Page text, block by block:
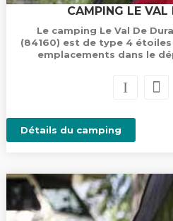
CAMPING LE VAL
Le camping Le Val De
(84160) est de type 4
emplacements dans le
Détails du camping